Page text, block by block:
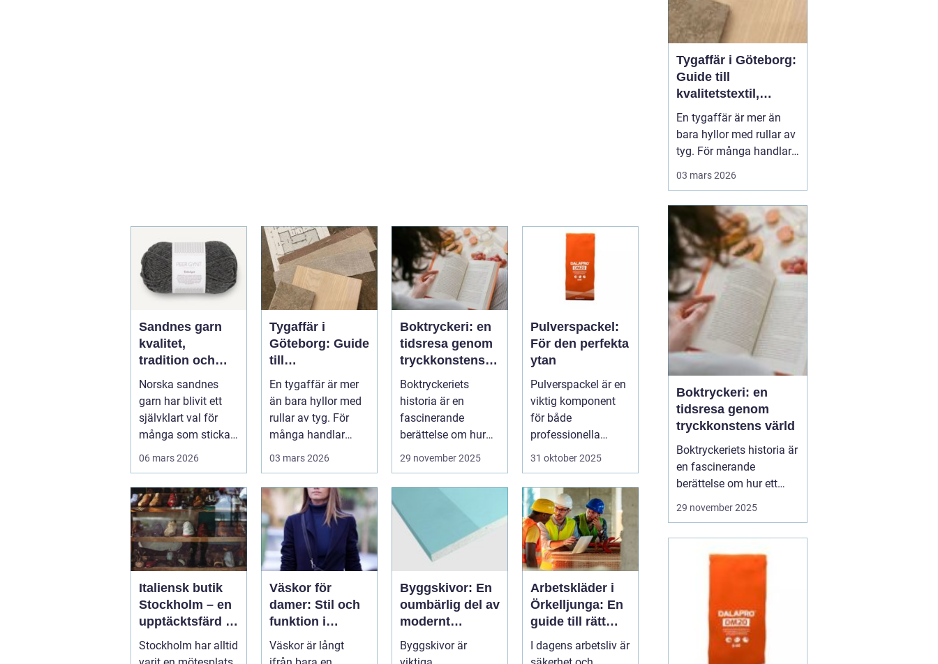
Sandnes garn
kvalitet,
tradition och
modern
stickglädje
Norska sandnes
garn har blivit ett
självklart val för
många som stickar
och virkar i Sverige.
06 mars 2026
Tygaffär i
Göteborg: Guide
till
kvalitetstextil,
sömnad och
inredning
En tygaffär är mer
än bara hyllor med
rullar av tyg. För
många handlar
det...
03 mars 2026
Boktryckeri: en
tidsresa genom
tryckkonstens
värld
Boktryckeriets
historia är en
fascinerande
berättelse om hur
ett enkelt
genom...
29 november 2025
Pulverspackel:
För den perfekta
ytan
Pulverspackel är en
viktig komponent
för både
professionella
hantverkare och
31 oktober 2025
Italiensk butik
Stockholm – en
upptäcktsfärd i
kvalitet och
hantverk
Stockholm har alltid
Väskor för
damer: Stil och
funktion i
perfekt harmoni
Väskor är långt
Byggskivor: En
oumbärlig del av
modernt
byggande
Byggskivor är
Arbetskläder i
Örkelljunga: En
guide till rätt
skydd och
bekvämlighet på
I dagens arbetsliv är
Tygaffär i Göteborg:
Guide till
kvalitetstextil,
sömnad och
inredning
En tygaffär är mer än
bara hyllor med rullar av
tyg. För många handlar
händerna. I Göteborg
finns en lång tradition av
textil...
03 mars 2026
Boktryckeri: en
tidsresa genom
tryckkonstens värld
Boktryckeriets historia är
en fascinerande
berättelse om hur ett
enkelt teknologiskt
Gutenberg till dagens
automatiserade
boktryckeri varit centrum
för mä...
29 november 2025